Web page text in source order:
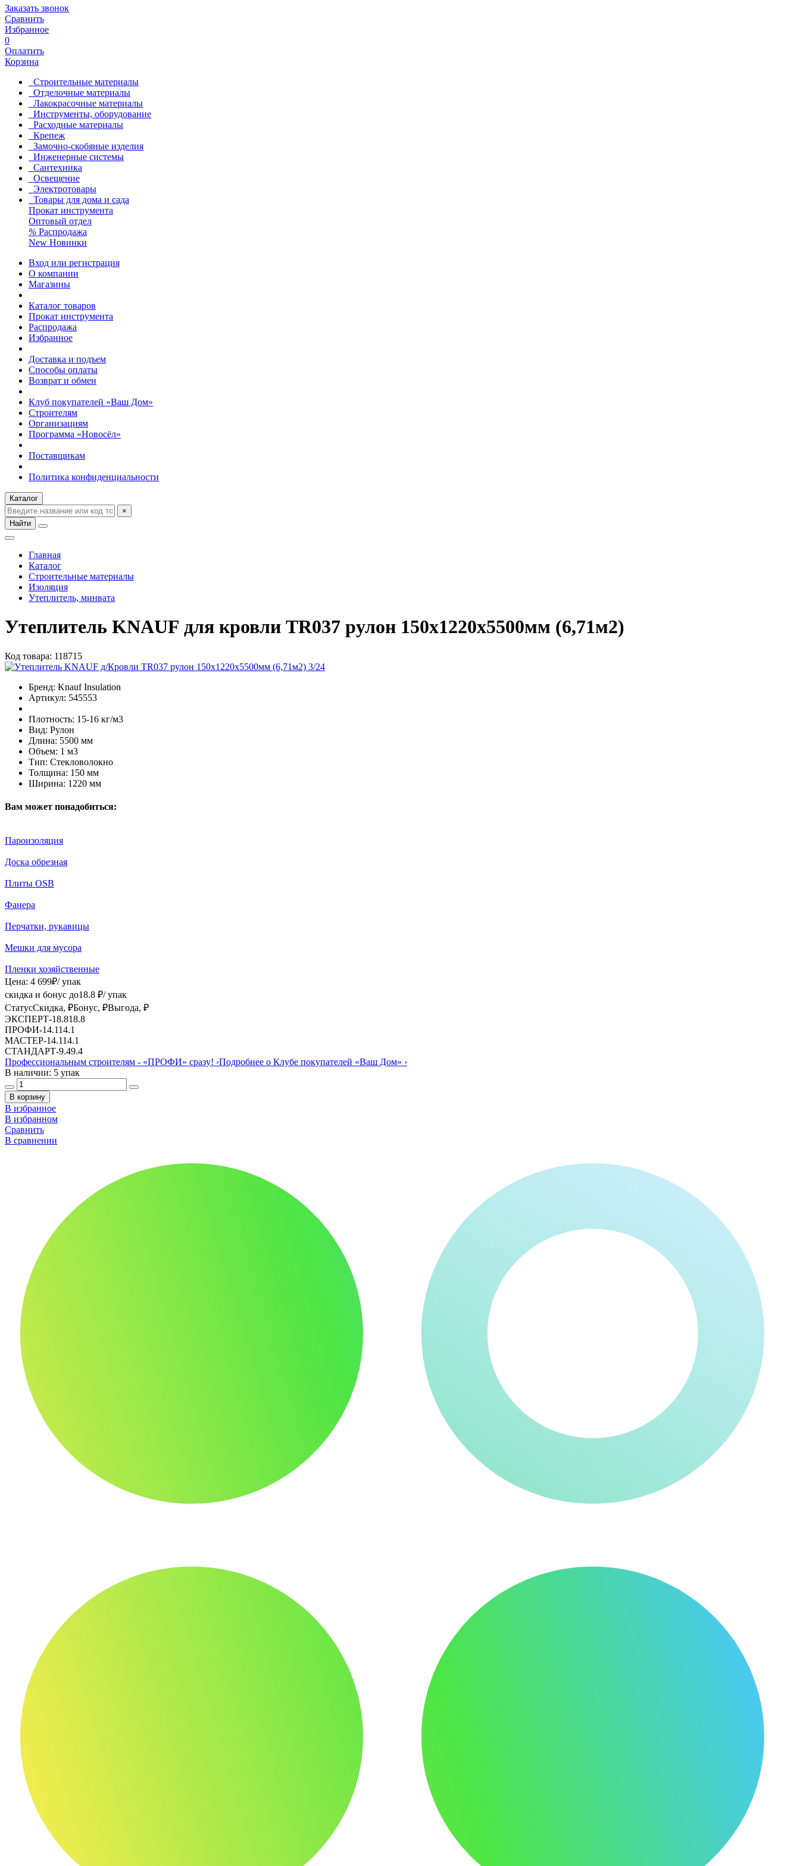
Заказать звонок
Сравнить
Избранное
0
Оплатить
Корзина
Строительные материалы
Отделочные материалы
Лакокрасочные материалы
Инструменты, оборудование
Расходные материалы
Крепеж
Замочно-скобяные изделия
Инженерные системы
Сантехника
Освещение
Электротовары
Товары для дома и сада
Прокат инструмента
Оптовый отдел
% Распродажа
New Новинки
Вход или регистрация
О компании
Магазины
Каталог товаров
Прокат инструмента
Распродажа
Избранное
Доставка и подъем
Способы оплаты
Возврат и обмен
Клуб покупателей «Ваш Дом»
Строителям
Организациям
Программа «Новосёл»
Поставщикам
Политика конфиденциальности
Каталог
×
Найти
Главная
Каталог
Строительные материалы
Изоляция
Утеплитель, минвата
Утеплитель KNAUF для кровли TR037 рулон 150х1220х5500мм (6,71м2)
Код товара: 118715
Бренд: Knauf Insulation
Артикул: 545553
Плотность: 15-16 кг/м3
Вид: Рулон
Длина: 5500 мм
Объем: 1 м3
Тип: Стекловолокно
Толщина: 150 мм
Ширина: 1220 мм
Вам может понадобиться:
Пароизоляция
Доска обрезная
Плиты OSB
Фанера
Перчатки, рукавицы
Мешки для мусора
Пленки хозяйственные
Цена: 4 699₽/ упак
скидка и бонус до18.8 ₽/ упак
СтатусСкидка, ₽Бонус, ₽Выгода, ₽
ЭКСПЕРТ-18.818.8
ПРОФИ-14.114.1
МАСТЕР-14.114.1
СТАНДАРТ-9.49.4
Профессиональным строителям - «ПРОФИ» сразу! ›Подробнее о Клубе покупателей «Ваш Дом» ›
В наличии: 5 упак
В корзину
В избранное
В избранном
Сравнить
В сравнении